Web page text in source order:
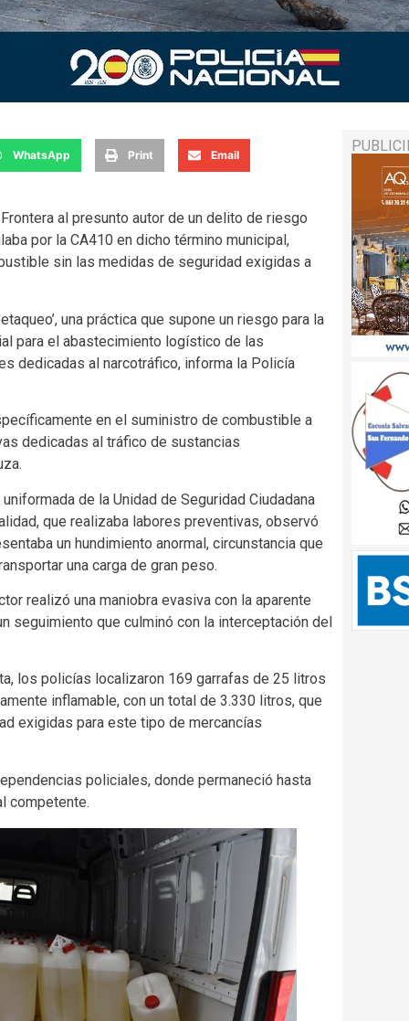
WhatsApp Print Email
al presunto autor de un delito de riesgo
por la CA410 en dicho término municipal,
sin las medidas de seguridad exigidas a
una práctica que supone un riesgo para la
para el abastecimiento logístico de las
dedicadas al narcotráfico, informa la Policía
en el suministro de combustible a
dedicadas al tráfico de sustancias
de la Unidad de Seguridad Ciudadana
que realizaba labores preventivas, observó
un hundimiento anormal, circunstancia que
una carga de gran peso.
realizó una maniobra evasiva con la aparente
seguimiento que culminó con la interceptación del
los policías localizaron 169 garrafas de 25 litros
inflamable, con un total de 3.330 litros, que
exigidas para este tipo de mercancías
policiales, donde permaneció hasta
competente.